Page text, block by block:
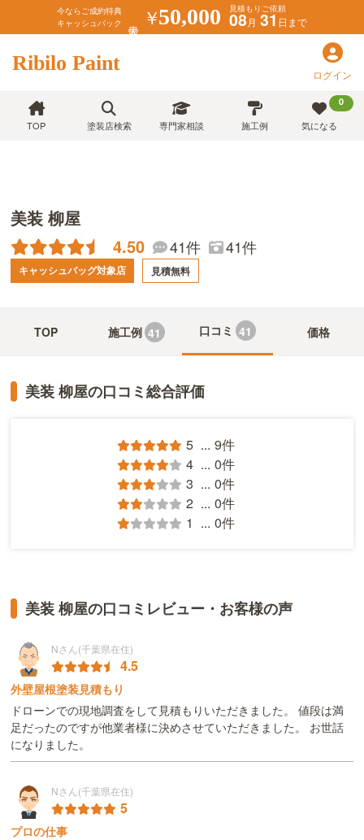
今ならご成約特典
キャッシュバック
￥50,000 見積もりご依頼
08月 31日まで
Ribilo Paint ログイン
TOP 塗装店検索 専門家相談 施工例
0
気になる
美装 柳屋
4.50 41件 41件
キャッシュバッグ対象店 見積無料
TOP 施工例 41 口コミ 41 価格
美装 柳屋の口コミ総合評価
5 ... 9件
4 ... 0件
3 ... 0件
2 ... 0件
1 ... 0件
美装 柳屋の口コミレビュー・お客様の声
Nさん(千葉県在住)
4.5
外壁屋根塗装見積もり
ドローンでの現地調査をして見積もりいただきました。 値段は満
足だったのですが他業者様に決めさせていただきました。 お世話
になりました。
Nさん(千葉県在住)
5
プロの仕事